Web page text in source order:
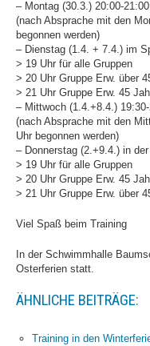
Bilder
Vereinsbekleidung
– Montag (30.3.) 20:00-
(nach Absprache mit den
begonnen werden)
– Dienstag (1.4. + 7.4.) im
> 19 Uhr für alle Gruppen
> 20 Uhr Gruppe Erw. über
> 21 Uhr Gruppe Erw. 45
– Mittwoch (1.4.+8.4.)
(nach Absprache mit den
Uhr begonnen werden)
– Donnerstag (2.+9.4.) in
> 19 Uhr für alle Gruppen
> 20 Uhr Gruppe Erw. 45
> 21 Uhr Gruppe Erw. über
Viel Spaß beim Training
In der Schwimmhalle
Osterferien statt.
ÄHNLICHE BEITRÄGE:
Training in den